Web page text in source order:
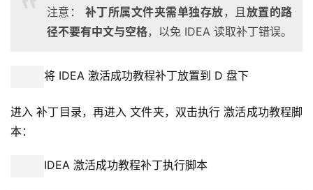
注意： 补丁所属文件夹需单独存放，且放置的路
径不要有中文与空格，以免 IDEA 读取补丁错误。
将 IDEA 激活成功教程补丁放置到 D 盘下
进入 补丁目录，再进入 文件夹，双击执行 激活成功教程脚
本：
IDEA 激活成功教程补丁执行脚本